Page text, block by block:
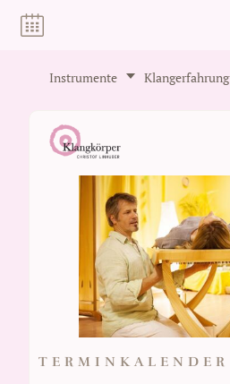
Instrumente Klangerfahrung
TERMINKALENDER